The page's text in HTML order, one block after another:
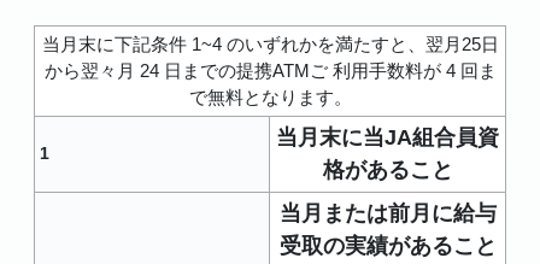
当月末に下記条件 1~4 のいずれかを満たすと、翌月25日
から翌々月 24 日までの提携ATMご 利用手数料が 4 回ま
で無料となります。
1
当月末に当JA組合員資
格があること
当月または前月に給与
受取の実績があること